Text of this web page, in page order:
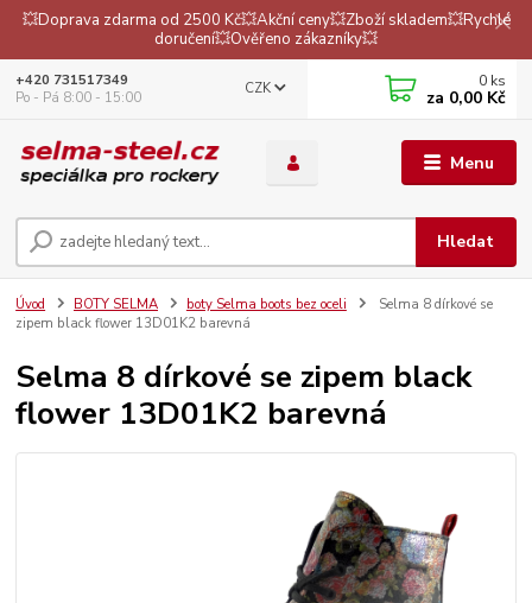
💥Doprava zdarma od 2500 Kč💥Akční ceny💥Zboží skladem💥Rychlé
doručení💥Ověřeno zákazníky💥
Menu
CZK
Hledat
+420 731517349
Po - Pá 8:00 - 15:00
0 ks
za 0,00 Kč
Úvod BOTY SELMA boty Selma boots bez oceli
Selma 8 dírkové se
zipem black flower 13D01K2 barevná
Selma 8 dírkové se zipem black
flower 13D01K2 barevná